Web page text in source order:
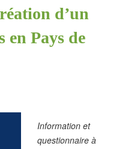
d’un
en Pays de
Information et
questionnaire à